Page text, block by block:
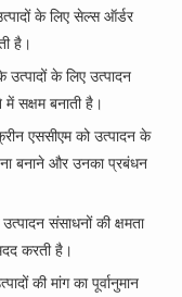
के लिए सेल्स ऑर्डर
है।
के लिए उत्पादन
सक्षम बनाती है।
एससीएम को उत्पादन के
बनाने और उनका प्रबंधन
संसाधनों की क्षमता
करती है।
की मांग का पूर्वानुमान